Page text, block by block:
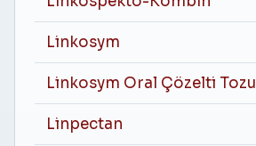
Linkosym
Linkosym Oral Çözelti Tozu
Linpectan